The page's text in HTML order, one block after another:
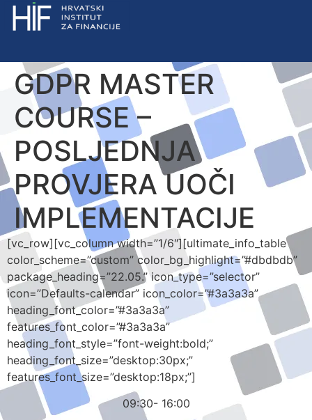
GDPR MASTER
COURSE –
POSLJEDNJA
PROVJERA UOČI
IMPLEMENTACIJE
[vc_row][vc_column width=”1/6″][ultimate_info_table
color_scheme=”custom” color_bg_highlight=”#dbdbdb”
package_heading=”22.05.” icon_type=”selector”
icon=”Defaults-calendar” icon_color=”#3a3a3a”
heading_font_color=”#3a3a3a”
features_font_color=”#3a3a3a”
heading_font_style=”font-weight:bold;”
heading_font_size=”desktop:30px;”
features_font_size=”desktop:18px;”]
09:30- 16:00